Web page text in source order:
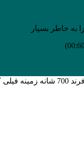
به خاطر بسپار
)
کد 7751